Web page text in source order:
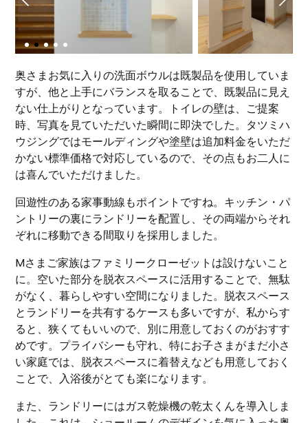
奥さまお気に入りの洗面ボウルは既製品を使用していま
すが、他と上手にバランスを取ることで、既製品に見え
ない仕上がりとなっています。トイレの壁は、ご提案
時、写真を見ていただいた瞬間に即決でした。タツミハ
ウジングではモールディングや塗壁は追加料金をいただ
かない標準価格で対応しているので、その点もお二人に
は喜んでいただけました。
回遊性のある家事動線もポイントですね。キッチン・パ
ントリーの裏にランドリーを配置し、その両端からそれ
ぞれに移動できる間取りを採用しました。
Mさまご家族はファミリークローゼットは設けないこと
に。空いた部分を脱衣スペースに活用することで、無駄
がなく、暮らしやすい空間になりました。脱衣スペース
とランドリーを共有するケースも多いですが、私からす
ると、狭くてもいいので、別に用意しておくのがおすす
めです。プライバシーも守れ、特にお子さまがまだ小さ
い家庭では、脱衣スペースに着替えなども用意しておく
ことで、入浴後がとても楽になります。
また、ランドリーにはガス乾燥機の乾太くんを導入しま